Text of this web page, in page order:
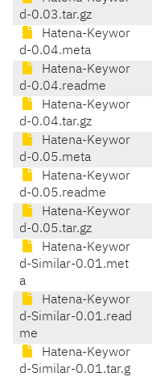
d-0.03.tar.gz
Hatena-Keywor
d-0.04.meta
Hatena-Keywor
d-0.04.readme
Hatena-Keywor
d-0.04.tar.gz
Hatena-Keywor
d-0.05.meta
Hatena-Keywor
d-0.05.readme
Hatena-Keywor
d-0.05.tar.gz
Hatena-Keywor
d-Similar-0.01.met
a
Hatena-Keywor
d-Similar-0.01.read
me
Hatena-Keywor
d-Similar-0.01.tar.g